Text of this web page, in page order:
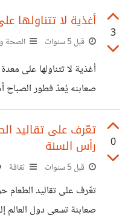
3
أغذية لا تتناولها
قبل 5 سنوات الصحة
أغذية لا تتناولها على
صعابنه يُعدّ فطور
ولهذا السبب، علينا أن
الصوم، تجنبًا لحدوث
الأطباء إن تناول وجبة
بنشاط وحيوية، مع
0
تعّرف على تقاليد
رأس السنة
قبل 5 سنوات ثقافة
تعّرف على تقاليد الطعام
صعابنة تسعى دول